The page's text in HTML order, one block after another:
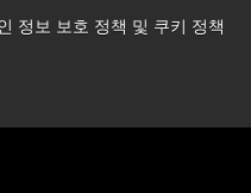
정보 보호 정책 및 쿠키 정책